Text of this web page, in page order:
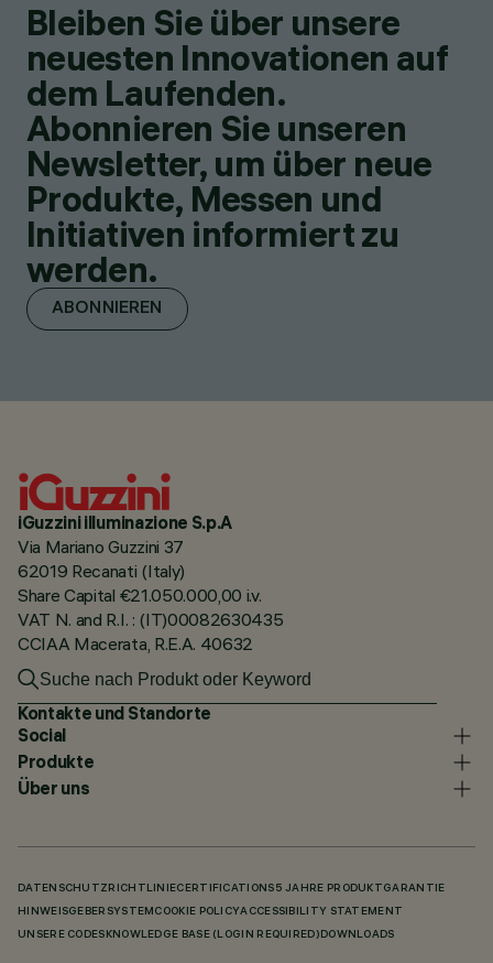
Bleiben Sie über unsere
neuesten Innovationen auf
dem Laufenden.
Abonnieren Sie unseren
Newsletter, um über neue
Produkte, Messen und
Initiativen informiert zu
werden.
ABONNIEREN
iGuzzini illuminazione S.p.A
Via Mariano Guzzini 37
62019 Recanati (Italy)
Share Capital €21.050.000,00 i.v.
VAT N. and R.I. : (IT)00082630435
CCIAA Macerata, R.E.A. 40632
Kontakte und Standorte
Social
Produkte
Über uns
DATENSCHUTZRICHTLINIECERTIFICATIONS 5 JAHRE PRODUKTGARANTIE
HINWEISGEBERSYSTEM COOKIE POLICYACCESSIBILITY STATEMENT
UNSERE CODES KNOWLEDGE BASE (LOGIN REQUIRED) DOWNLOADS